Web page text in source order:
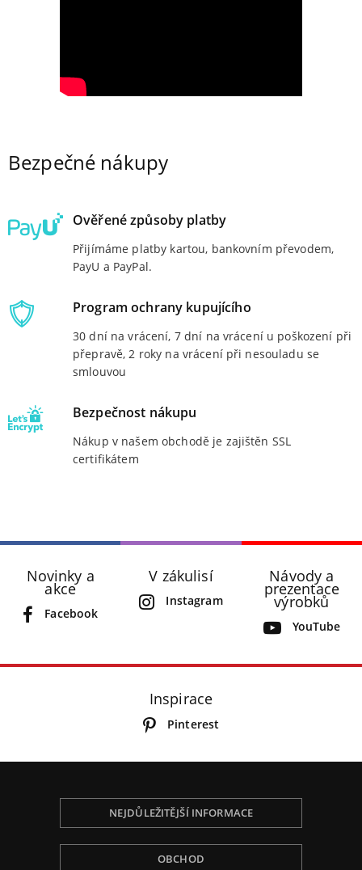
Bezpečné nákupy
Ověřené způsoby platby
Přijímáme platby kartou, bankovním převodem,
PayU a PayPal.
Program ochrany kupujícího
30 dní na vrácení, 7 dní na vrácení u poškození při
přepravě, 2 roky na vrácení při nesouladu se
smlouvou
Bezpečnost nákupu
Nákup v našem obchodě je zajištěn SSL
certifikátem
Novinky a
akce
Facebook
V zákulisí
Instagram
Návody a
prezentace
výrobků
YouTube
Inspirace
Pinterest
NEJDŮLEŽITĚJŠÍ INFORMACE
OBCHOD